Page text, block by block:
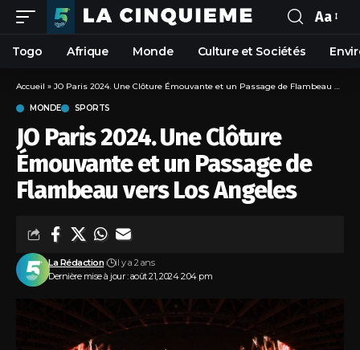
Aa
Togo Afrique Monde Culture et Sociétés
Accueil » JO Paris 2024. Une Clôture Émouvante et un Passage de Flambeau vers Los Angeles
MONDE SPORTS
JO Paris 2024. Une Clôture
Émouvante et un Passage de
Flambeau vers Los Angeles
Dernière mise à jour : août 21, 2024 2:04 pm
La Rédaction il y a 2 ans